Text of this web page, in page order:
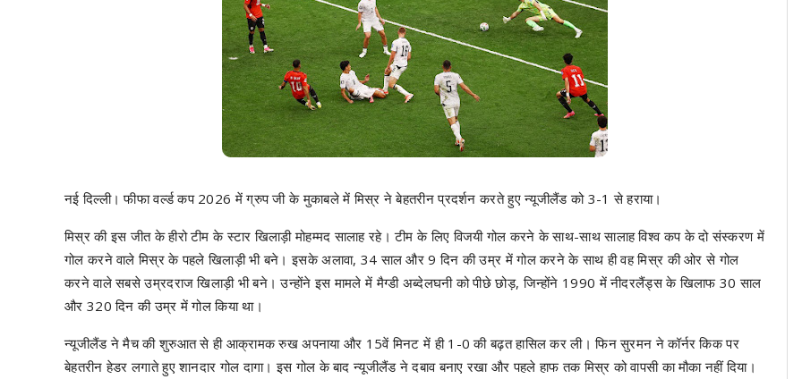
नई दिल्ली। फीफा वर्ल्ड कप 2026 में ग्रुप जी के मुकाबले में मिस्र ने बेहतरीन प्रदर्शन करते हुए न्यूजीलैंड को 3-1 से हराया।
मिस्र की इस जीत के हीरो टीम के स्टार खिलाड़ी मोहम्मद सालाह रहे। टीम के लिए विजयी गोल करने के साथ-साथ सालाह विश्व कप के दो संस्करण में
गोल करने वाले मिस्र के पहले खिलाड़ी भी बने। इसके अलावा, 34 साल और 9 दिन की उम्र में गोल करने के साथ ही वह मिस्र की ओर से गोल
करने वाले सबसे उम्रदराज खिलाड़ी भी बने। उन्होंने इस मामले में मैग्डी अब्देलघनी को पीछे छोड़, जिन्होंने 1990 में नीदरलैंड्स के खिलाफ 30 साल
और 320 दिन की उम्र में गोल किया था।
न्यूजीलैंड ने मैच की शुरुआत से ही आक्रामक रुख अपनाया और 15वें मिनट में ही 1-0 की बढ़त हासिल कर ली। फिन सुरमन ने कॉर्नर किक पर
बेहतरीन हेडर लगाते हुए शानदार गोल दागा। इस गोल के बाद न्यूजीलैंड ने दबाव बनाए रखा और पहले हाफ तक मिस्र को वापसी का मौका नहीं दिया।